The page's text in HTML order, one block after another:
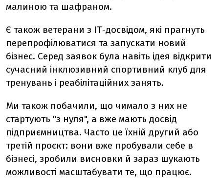
малиною та шафраном.
Є також ветерани з ІТ-досвідом, які прагнуть
перепрофілюватися та запускати новий
бізнес. Серед заявок була навіть ідея відкрити
сучасний інклюзивний спортивний клуб для
тренувань і реабілітаційних занять.
Ми також побачили, що чимало з них не
стартують "з нуля", а вже мають досвід
підприємництва. Часто це їхній другий або
третій проєкт: вони вже пробували себе в
бізнесі, зробили висновки й зараз шукають
можливості масштабувати те, що працює.